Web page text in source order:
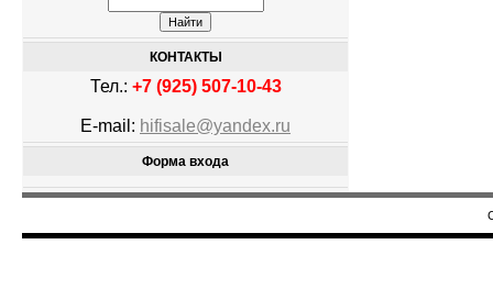
КОНТАКТЫ
Тел.: +7 (925) 507-10-43
E-mail: hifisale@yandex.ru
Форма входа